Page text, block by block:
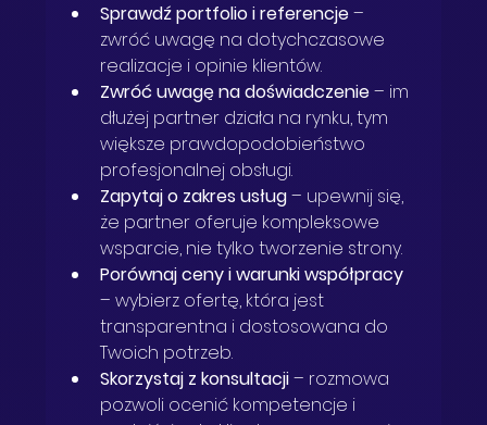
Sprawdź portfolio i referencje –
zwróć uwagę na dotychczasowe
realizacje i opinie klientów.
Zwróć uwagę na doświadczenie – im
dłużej partner działa na rynku, tym
większe prawdopodobieństwo
profesjonalnej obsługi.
Zapytaj o zakres usług – upewnij się,
że partner oferuje kompleksowe
wsparcie, nie tylko tworzenie strony.
Porównaj ceny i warunki współpracy
– wybierz ofertę, która jest
transparentna i dostosowana do
Twoich potrzeb.
Skorzystaj z konsultacji – rozmowa
pozwoli ocenić kompetencje i